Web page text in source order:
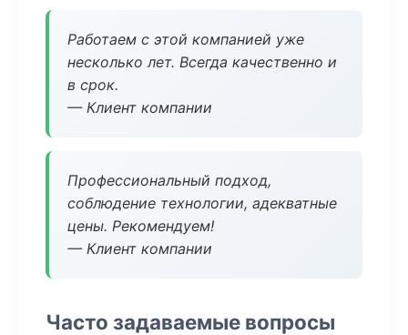
Работаем с этой компанией уже
несколько лет. Всегда качественно и
в срок.
— Клиент компании
Профессиональный подход,
соблюдение технологии, адекватные
цены. Рекомендуем!
— Клиент компании
Часто задаваемые вопросы